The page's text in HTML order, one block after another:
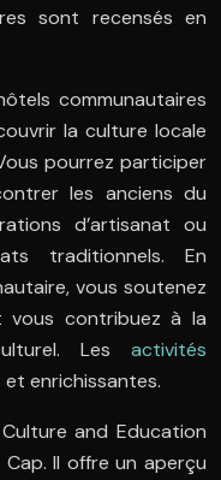
sont recensés en
communautaires
la culture locale
pourrez participer
les anciens du
d’artisanat ou
traditionnels. En
vous soutenez
vous contribuez à la
Les activités
enrichissantes.
and Education
Il offre un aperçu